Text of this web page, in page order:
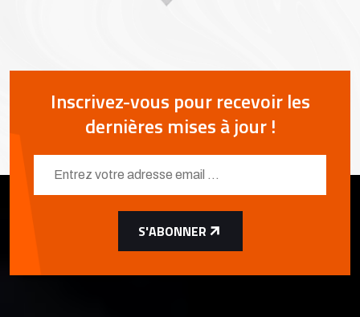
Inscrivez-vous pour recevoir les
dernières mises à jour !
S'ABONNER